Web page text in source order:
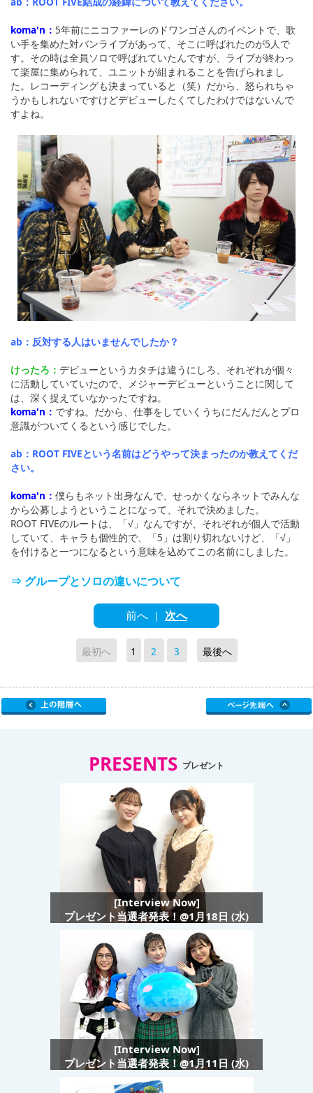
koma'n： 5年前にニコファーレのドワンゴさんのイベントで、歌
い手を集めた対バンライブがあって、そこに呼ばれたのが5人で
す。その時は全員ソロで呼ばれていたんですが、ライブが終わっ
て楽屋に集められて、ユニットが組まれることを告げられまし
た。レコーディングも決まっていると（笑）だから、怒られちゃ
うかもしれないですけどデビューしたくてしたわけではないんで
すよね。
ab：反対する人はいませんでしたか？
けったろ： デビューというカタチは違うにしろ、それぞれが個々
に活動していていたので、メジャーデビューということに関して
は、深く捉えていなかったですね。
koma'n： ですね。だから、仕事をしていくうちにだんだんとプロ
意識がついてくるという感じでした。
ab：ROOT FIVEという名前はどうやって決まったのか教えてくだ
さい。
koma'n： 僕らもネット出身なんで、せっかくならネットでみんな
から公募しようということになって、それで決めました。
ROOT FIVEのルートは、「√」なんですが、それぞれが個人で活動
していて、キャラも個性的で、「5」は割り切れないけど、「√」
を付けると一つになるという意味を込めてこの名前にしました。
⇒ グループとソロの違いについて
前へ | 次へ
最初へ 1 2 3 最後へ
PRESENTS プレゼント
[Interview Now]
プレゼント当選者発表！@1月18日 (水)
[Interview Now]
プレゼント当選者発表！@1月11日 (水)